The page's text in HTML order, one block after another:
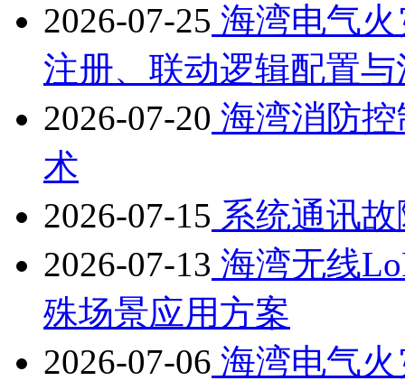
2026-07-25 海湾电气
注册、联动逻辑配置
2026-07-20 海湾消防
术
2026-07-15 系统通讯
2026-07-13 海湾无线
殊场景应用方案
2026-07-06 海湾电气